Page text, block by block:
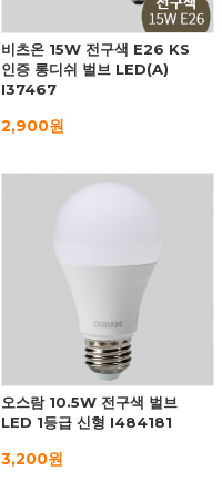
비츠온 15W 전구색 E26 KS
인증 롱디쉬 벌브 LED(A)
I37467
2,900원
오스람 10.5W 전구색 벌브
LED 1등급 신형 I484181
3,200원